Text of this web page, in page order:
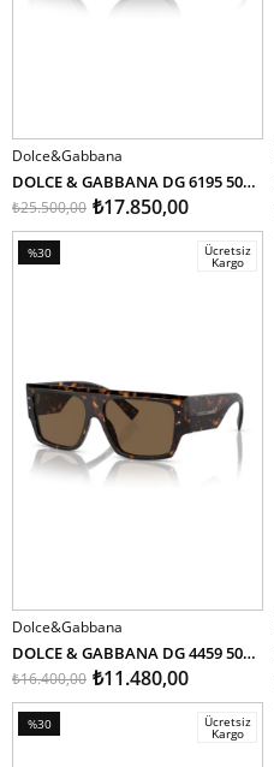
SEPETE EKLE
Dolce&Gabbana
DOLCE & GABBANA DG 6195 501/87 45
₺17.850,00
₺25.500,00
SEPETE EKLE
%30
Ücretsiz
Kargo
Dolce&Gabbana
DOLCE & GABBANA DG 4459 502/73 56
₺11.480,00
₺16.400,00
%30
Ücretsiz
Kargo